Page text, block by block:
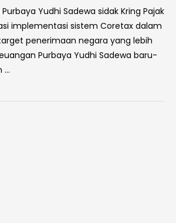
Yudhi Sadewa sidak Kring Pajak
implementasi sistem Coretax dalam
penerimaan negara yang lebih
Purbaya Yudhi Sadewa baru-
…